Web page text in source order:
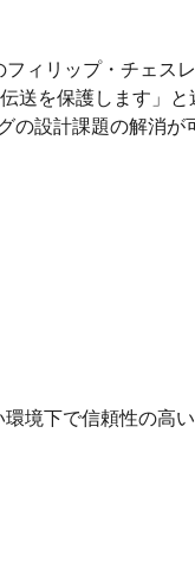
ィリップ・チェ
を保護します」
設計課題の解消が
境下で信頼性の高